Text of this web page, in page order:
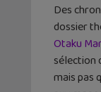
Des
dossier
Otaku
sélection
mais pas